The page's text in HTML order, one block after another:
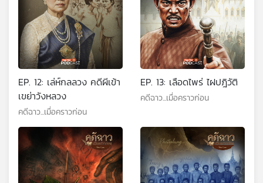
EP. 12: เล่ห์กลลวง คดีผีเข้า
เขย่าวังหลวง
คดีฉาว...เมื่อคราวก่อน
EP. 13: เลือดไพร่ ไฝปฎิวัติ
คดีฉาว...เมื่อคราวก่อน